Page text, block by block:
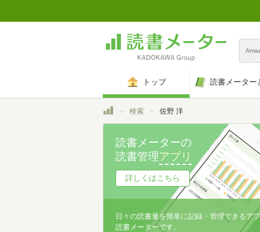
トップ 読書メーター
トップ検索 佐野 洋
読書メーターの
読書管理アプリ
詳しくはこちら
日々の読書量を簡単に記録・管理できるア
読書メーターです。